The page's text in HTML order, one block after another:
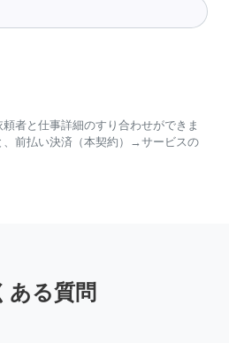
者と仕事詳細のすり合わせができま
、前払い決済（本契約）→サービスの
ある質問